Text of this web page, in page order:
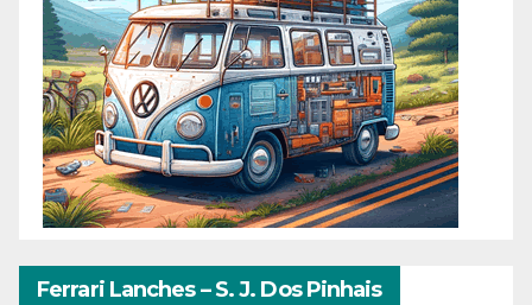
Ferrari Lanches – S. J. Dos Pinhais